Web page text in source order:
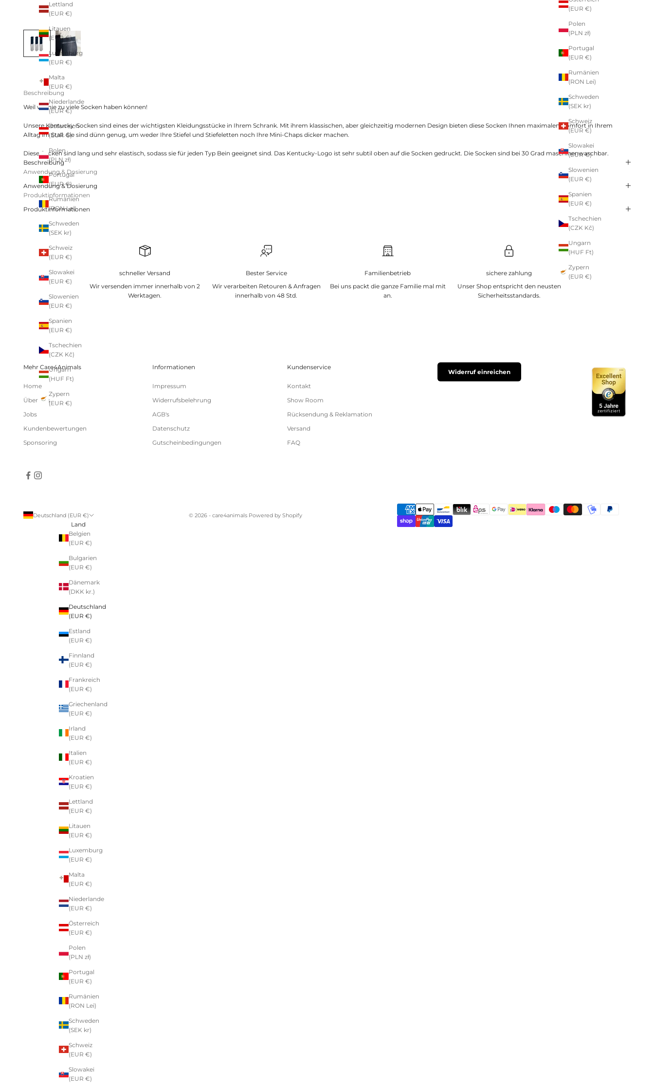
(EUR €)
Polen
(PLN zł)
Portugal
(EUR €)
Rumänien
(RON Lei)
Schweden
(SEK kr)
Schweiz
(EUR €)
Slowakei
(EUR €)
Slowenien
(EUR €)
Spanien
(EUR €)
Tschechien
(CZK Kč)
Ungarn
(HUF Ft)
Zypern
(EUR €)
Lettland
(EUR €)
Litauen
(EUR €)
Luxemburg
(EUR €)
Malta
(EUR €)
Niederlande
(EUR €)
Österreich
(EUR €)
Polen
(PLN zł)
Portugal
(EUR €)
Rumänien
(RON Lei)
Schweden
(SEK kr)
Schweiz
(EUR €)
Slowakei
(EUR €)
Slowenien
(EUR €)
Spanien
(EUR €)
Tschechien
(CZK Kč)
Ungarn
(HUF Ft)
Zypern
(EUR €)
Beschreibung
Weil wir nie zu viele Socken haben können!
Unsere Kentucky-Socken sind eines der wichtigsten Kleidungsstücke in Ihrem Schrank. Mit ihrem klassischen, aber gleichzeitig modernen Design bieten diese Socken Ihnen maximalen Komfort in Ihrem
Alltag im Stall. Sie sind dünn genug, um weder Ihre Stiefel und Stiefeletten noch Ihre Mini-Chaps dicker machen.
Diese Socken sind lang und sehr elastisch, sodass sie für jeden Typ Bein geeignet sind. Das Kentucky-Logo ist sehr subtil oben auf die Socken gedruckt. Die Socken sind bei 30 Grad maschinenwaschbar.
Beschreibung
Anwendung & Dosierung
Anwendung & Dosierung
Produktinformationen
Produktinformationen
schneller Versand
Wir versenden immer innerhalb von 2
Werktagen.
Bester Service
Wir verarbeiten Retouren & Anfragen
innerhalb von 48 Std.
Familienbetrieb
Bei uns packt die ganze Familie mal mit
an.
sichere zahlung
Unser Shop entspricht den neusten
Sicherheitsstandards.
Mehr Care4Animals
Home
Über uns
Jobs
Kundenbewertungen
Sponsoring
Informationen
Impressum
Widerrufsbelehrung
AGB's
Datenschutz
Gutscheinbedingungen
Kundenservice
Kontakt
Show Room
Rücksendung & Reklamation
Versand
FAQ
Widerruf einreichen
Deutschland (EUR €)
Land
Belgien
(EUR €)
Bulgarien
(EUR €)
Dänemark
(DKK kr.)
Deutschland
(EUR €)
Estland
(EUR €)
Finnland
(EUR €)
Frankreich
(EUR €)
Griechenland
(EUR €)
Irland
(EUR €)
Italien
(EUR €)
Kroatien
(EUR €)
Lettland
(EUR €)
Litauen
(EUR €)
Luxemburg
(EUR €)
Malta
(EUR €)
Niederlande
(EUR €)
Österreich
(EUR €)
Polen
(PLN zł)
Portugal
(EUR €)
Rumänien
(RON Lei)
Schweden
(SEK kr)
Schweiz
(EUR €)
Slowakei
(EUR €)
© 2026 - care4animals Powered by Shopify